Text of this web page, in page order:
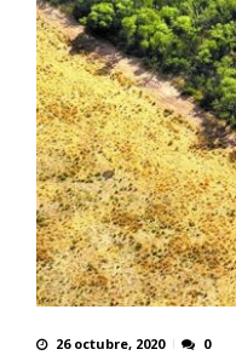
26 octubre, 2020 0